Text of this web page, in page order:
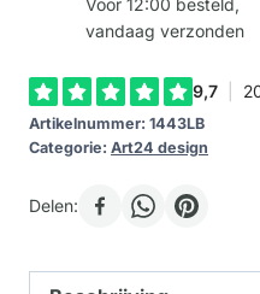
Voor 12:00 besteld,
vandaag verzonden
Artikelnummer: 1443LB
Categorie: Art24 design
Delen: